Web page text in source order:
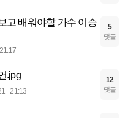
고 배워야할 가수 이승
21:17
5
댓글
.jpg
21:13
12
댓글